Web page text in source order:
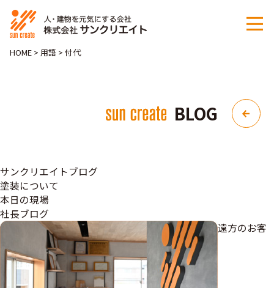
HOME> 用語 > 付代
BLOG
サンクリエイトブログ
塗装について
本日の現場
社長ブログ
遠方のお客